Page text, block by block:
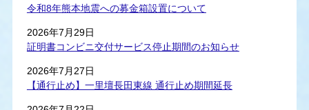
令和8年熊本地震への募金箱設置について
2026年7月29日
証明書コンビニ交付サービス停止期間のお知らせ
2026年7月27日
【通行止め】一里壇長田東線 通行止め期間延長